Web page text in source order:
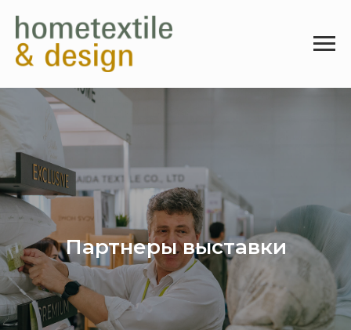
Партнеры выставки